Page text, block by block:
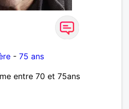
- 75 ans
entre 70 et 75ans